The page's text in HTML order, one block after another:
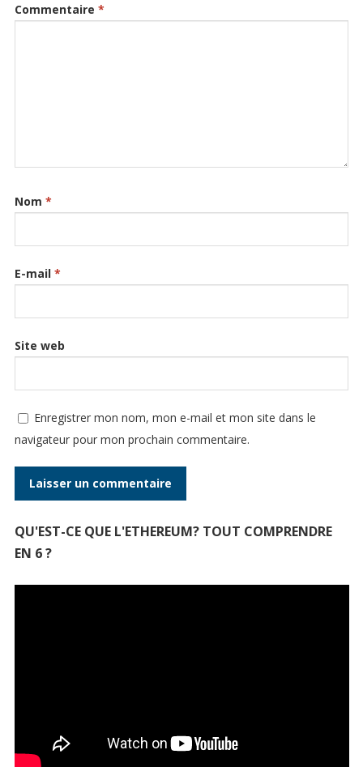
Commentaire *
Nom *
E-mail *
Site web
Enregistrer mon nom, mon e-mail et mon site dans le
navigateur pour mon prochain commentaire.
QU'EST-CE QUE L'ETHEREUM? TOUT COMPRENDRE
EN 6 ?